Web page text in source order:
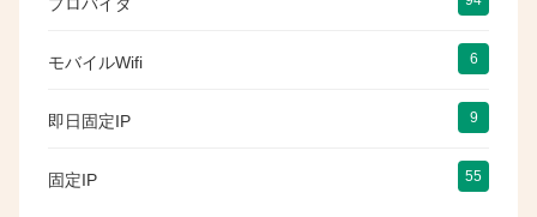
モバイルWifi 6
即日固定IP 9
固定IP 55